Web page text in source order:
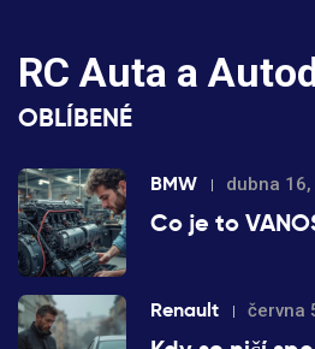
RC Auta a
OBLÍBENÉ
BMW dubna
Co je to
Renault června